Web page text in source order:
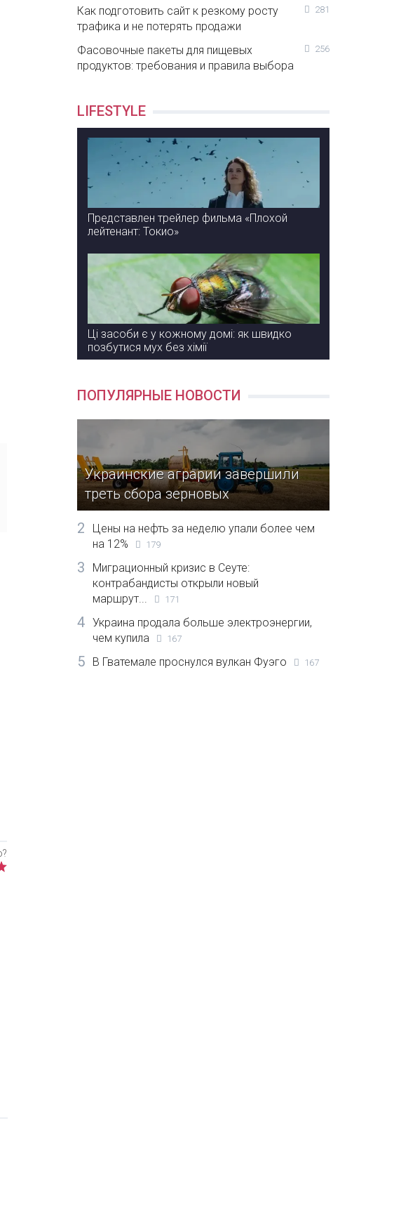
Как подготовить сайт к резкому росту
трафика и не потерять продажи
281
Фасовочные пакеты для пищевых
продуктов: требования и правила выбора
256
LIFESTYLE
Представлен трейлер фильма «Плохой
лейтенант: Токио»
Ці засоби є у кожному домі: як швидко
позбутися мух без хімії
ПОПУЛЯРНЫЕ НОВОСТИ
Украинские аграрии завершили
треть сбора зерновых
2
Цены на нефть за неделю упали более чем
на 12%
179
3
Миграционный кризис в Сеуте:
контрабандисты открыли новый
маршрут...
171
4
Украина продала больше электроэнергии,
чем купила
167
5 В Гватемале проснулся вулкан Фуэго 167